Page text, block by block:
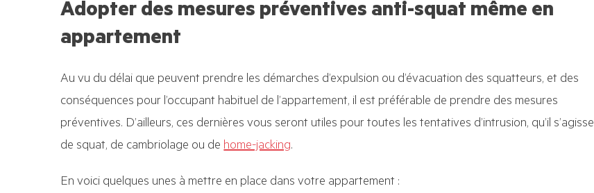
Adopter des mesures préventives anti-squat même en
appartement
Au vu du délai que peuvent prendre les démarches d’expulsion ou d’évacuation des squatteurs, et des
conséquences pour l’occupant habituel de l’appartement, il est préférable de prendre des mesures
préventives. D’ailleurs, ces dernières vous seront utiles pour toutes les tentatives d’intrusion, qu’il s’agisse
de squat, de cambriolage ou de home-jacking.
En voici quelques unes à mettre en place dans votre appartement :